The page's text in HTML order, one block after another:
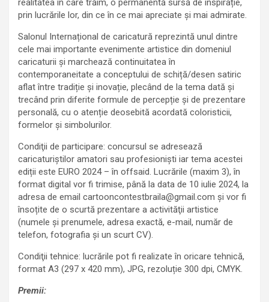
realitatea în care trăim, o permanentă sursă de inspirație,
prin lucrările lor, din ce în ce mai apreciate și mai admirate.
Salonul Internațional de caricatură reprezintă unul dintre
cele mai importante evenimente artistice din domeniul
caricaturii și marchează continuitatea în
contemporaneitate a conceptului de schiță/desen satiric
aflat între tradiție și inovație, plecând de la tema dată și
trecând prin diferite formule de percepție și de prezentare
personală, cu o atenție deosebită acordată coloristicii,
formelor și simbolurilor.
Condiţii de participare: concursul se adresează
caricaturiştilor amatori sau profesionişti iar tema acestei
ediții este EURO 2024 – în offsaid. Lucrările (maxim 3), în
format digital vor fi trimise, până la data de 10 iulie 2024, la
adresa de email cartooncontestbraila@gmail.com și vor fi
însoțite de o scurtă prezentare a activităţii artistice
(numele şi prenumele, adresa exactă, e-mail, număr de
telefon, fotografia şi un scurt CV).
Condiţii tehnice: lucrările pot fi realizate în oricare tehnică,
format A3 (297 x 420 mm), JPG, rezoluție 300 dpi, CMYK.
Premii: